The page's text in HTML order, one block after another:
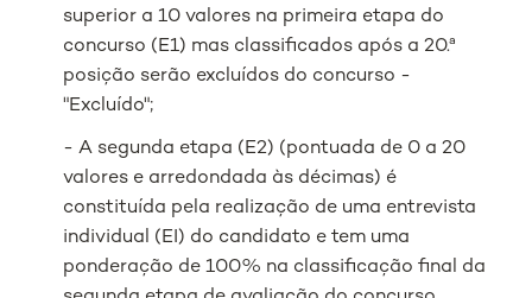
superior a 10 valores na primeira etapa do
concurso (E1) mas classificados após a 20.ª
posição serão excluídos do concurso -
"Excluído";
- A segunda etapa (E2) (pontuada de 0 a 20
valores e arredondada às décimas) é
constituída pela realização de uma entrevista
individual (EI) do candidato e tem uma
ponderação de 100% na classificação final da